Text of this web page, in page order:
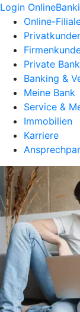
Login
Online-
Private
Banking &
Meine Bank
Service &
Immobilien
Karriere